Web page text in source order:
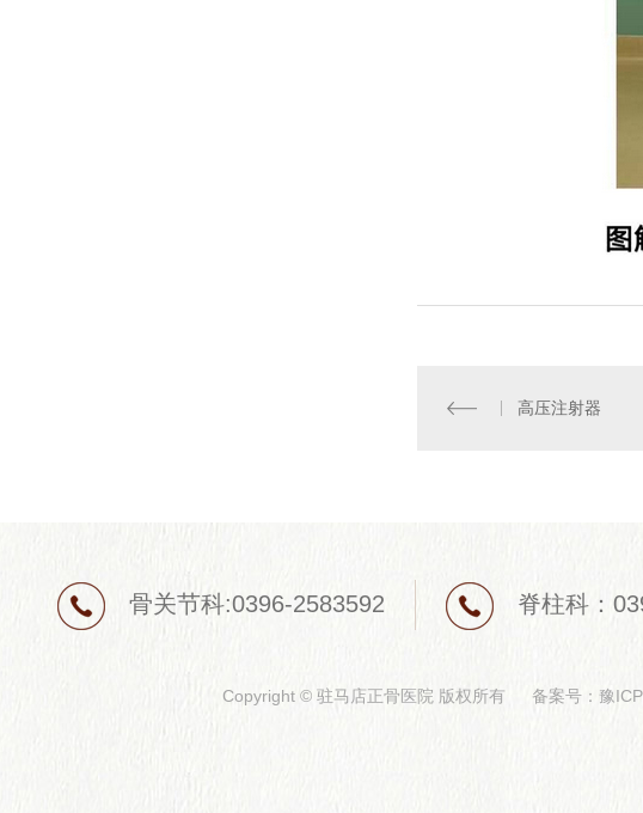
高压注射器
骨关节科:0396-2583592 脊柱科：
Copyright © 驻马店正骨医院 版权所有 备案号： 豫